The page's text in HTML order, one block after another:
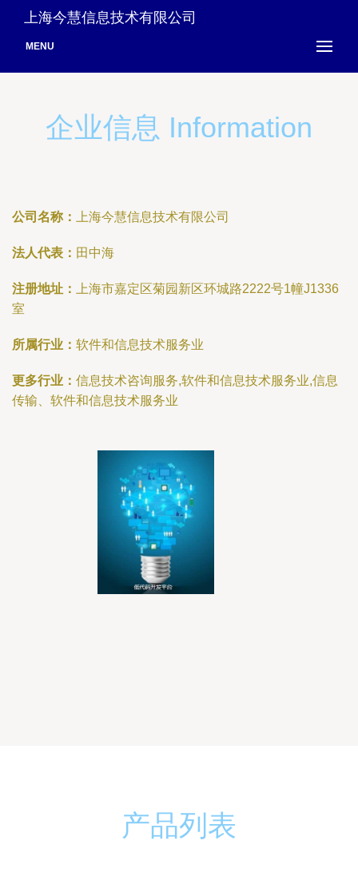
上海今慧信息技术有限公司
MENU
企业信息 Information
公司名称： 上海今慧信息技术有限公司
法人代表： 田中海
注册地址：
上海市嘉定区菊园新区环城路2222号1幢J1336
室
所属行业： 软件和信息技术服务业
更多行业： 信息技术咨询服务,软件和信息技术服务业,信息
传输、软件和信息技术服务业
产品列表